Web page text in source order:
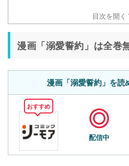
目次を開く
漫画「溺愛誓約」は全巻
漫画「溺愛誓約」を読
おすすめ
配信中